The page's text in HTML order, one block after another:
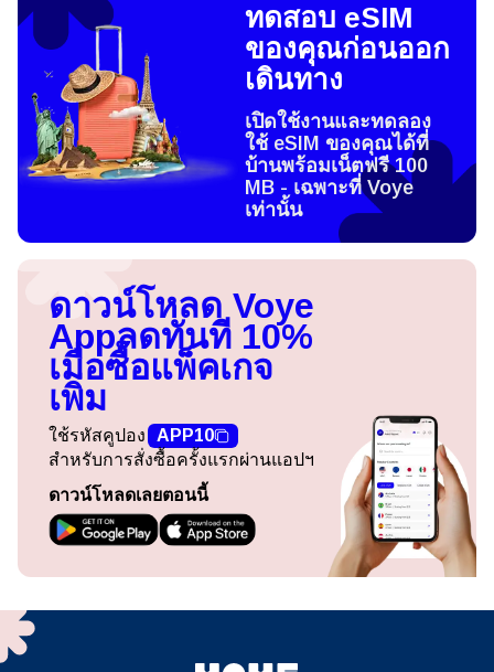
ทดสอบ eSIM
ของคุณก่อนออก
เดินทาง
เปิดใช้งานและทดลอง
ใช้ eSIM ของคุณได้ที่
บ้านพร้อมเน็ตฟรี 100
MB - เฉพาะที่ Voye
เท่านั้น
ดาวน์โหลด Voye
Appลดทันที 10%
เมื่อซื้อแพ็คเกจ
เพิ่ม
ใช้รหัสคูปอง
APP10
สำหรับการสั่งซื้อครั้งแรกผ่านแอปฯ
ดาวน์โหลดเลยตอนนี้